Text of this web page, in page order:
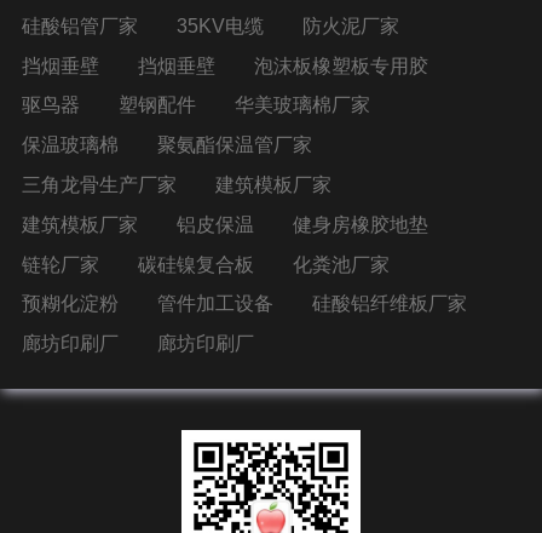
硅酸铝管厂家
35KV电缆
防火泥厂家
挡烟垂壁
挡烟垂壁
泡沫板橡塑板专用胶
驱鸟器
塑钢配件
华美玻璃棉厂家
保温玻璃棉
聚氨酯保温管厂家
三角龙骨生产厂家
建筑模板厂家
建筑模板厂家
铝皮保温
健身房橡胶地垫
链轮厂家
碳硅镍复合板
化粪池厂家
预糊化淀粉
管件加工设备
硅酸铝纤维板厂家
廊坊印刷厂
廊坊印刷厂